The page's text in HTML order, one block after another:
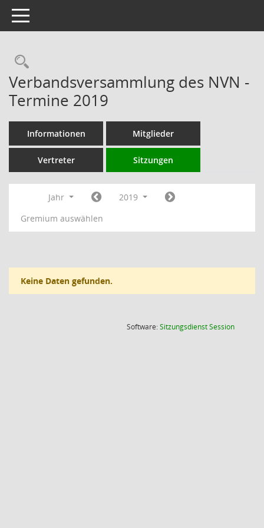
Toggle navigation
Rechercheauswahl
Verbandsversammlung des NVN -
Termine 2019
Informationen Mitglieder
Vertreter Sitzungen
Jahr
2019
Gremium auswählen
Keine Daten gefunden.
Software:SitzungsdienstSession(Wird in